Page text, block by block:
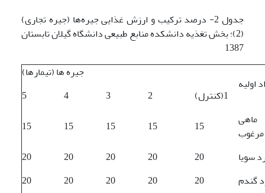
جدول 2- درصد ترکیب و ارزش غذایی جیره‌ها (جیره تجاری)
(2)؛ بخش تغذیه دانشکده منابع طبیعی دانشگاه گیلان تابستان
1387
جیره ها (تیمارها)
اولیه
5 4 3 2
(کنترل)1
15
15 15 15 15
مرغوب
20
20 20 20 20
سویا
20
20 20 20 20
گندم